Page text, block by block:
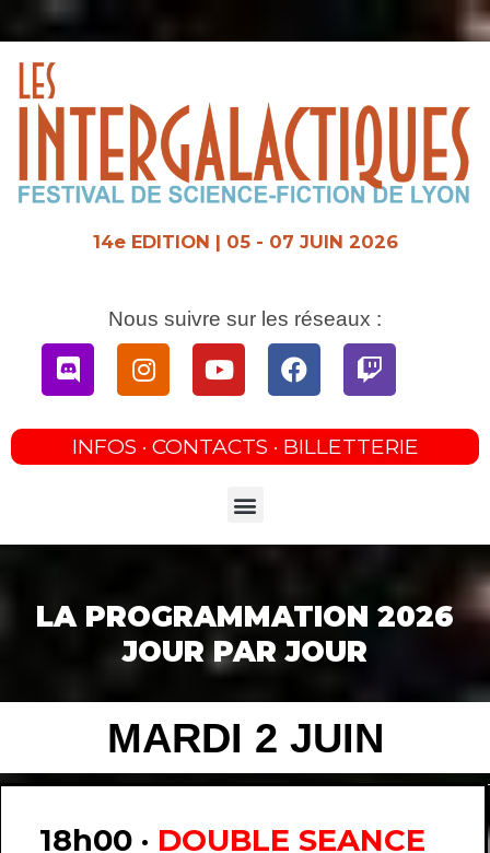
14e EDITION | 05 - 07 JUIN 2026
Nous suivre sur les réseaux :
DiscordInstagramYoutubeFacebookTwitch
INFOS · CONTACTS · BILLETTERIE
Menu
LA PROGRAMMATION 2026
JOUR PAR JOUR
MARDI 2 JUIN
18h00 · DOUBLE SEANCE